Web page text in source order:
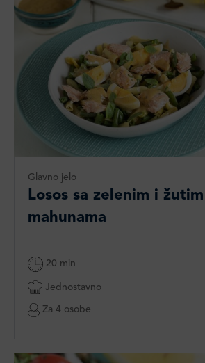
Glavno jelo
Losos sa zelenim i žutim
mahunama
20 min
Jednostavno
Za 4 osobe